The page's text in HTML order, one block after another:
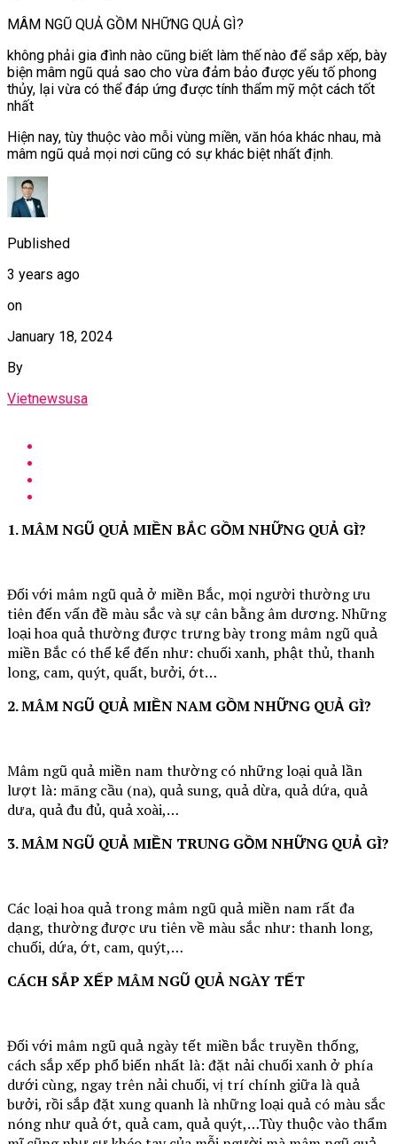
MÂM NGŨ QUẢ GỒM NHỮNG QUẢ GÌ?
không phải gia đình nào cũng biết làm thế nào để sắp xếp, bày
biện mâm ngũ quả sao cho vừa đảm bảo được yếu tố phong
thủy, lại vừa có thể đáp ứng được tính thẩm mỹ một cách tốt
nhất
Hiện nay, tùy thuộc vào mỗi vùng miền, văn hóa khác nhau, mà
mâm ngũ quả mọi nơi cũng có sự khác biệt nhất định.
Published
3 years ago
on
January 18, 2024
By
Vietnewsusa
1. MÂM NGŨ QUẢ MIỀN BẮC GỒM NHỮNG QUẢ GÌ?
Đối với mâm ngũ quả ở miền Bắc, mọi người thường ưu
tiên đến vấn đề màu sắc và sự cân bằng âm dương. Những
loại hoa quả thường được trưng bày trong mâm ngũ quả
miền Bắc có thể kể đến như: chuối xanh, phật thủ, thanh
long, cam, quýt, quất, bưởi, ớt…
2. MÂM NGŨ QUẢ MIỀN NAM GỒM NHỮNG QUẢ GÌ?
Mâm ngũ quả miền nam thường có những loại quả lần
lượt là: mãng cầu (na), quả sung, quả dừa, quả dứa, quả
dưa, quả đu đủ, quả xoài,…
3. MÂM NGŨ QUẢ MIỀN TRUNG GỒM NHỮNG QUẢ GÌ?
Các loại hoa quả trong mâm ngũ quả miền nam rất đa
dạng, thường được ưu tiên về màu sắc như: thanh long,
chuối, dứa, ớt, cam, quýt,…
CÁCH SẮP XẾP MÂM NGŨ QUẢ NGÀY TẾT
Đối với mâm ngũ quả ngày tết miền bắc truyền thống,
cách sắp xếp phổ biến nhất là: đặt nải chuối xanh ở phía
dưới cùng, ngay trên nải chuối, vị trí chính giữa là quả
bưởi, rồi sắp đặt xung quanh là những loại quả có màu sắc
nóng như quả ớt, quả cam, quả quýt,…Tùy thuộc vào thẩm